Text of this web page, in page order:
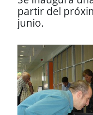
partir del
junio.